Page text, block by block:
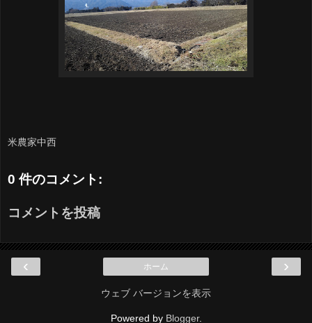
米農家中西
0 件のコメント:
コメントを投稿
‹ ›
ホーム
ウェブ バージョンを表示
Powered by Blogger.